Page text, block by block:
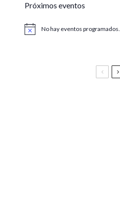
Próximos eventos
Aviso No hay eventos programados.